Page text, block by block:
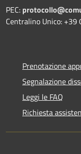
PEC:
Centralino Unico: +39
Prenotazione
Segnalazione
Leggi le FAQ
Richiesta